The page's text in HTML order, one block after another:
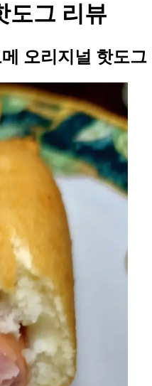
도그 리뷰
오리지널 핫도